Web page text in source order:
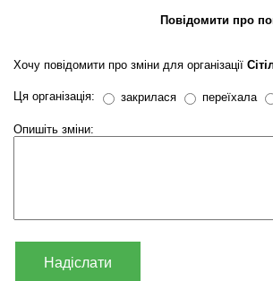
Повідомити про
Хочу повідомити про зміни для організації
Ця організація: закрилася переїхала
Опишіть зміни:
Надіслати